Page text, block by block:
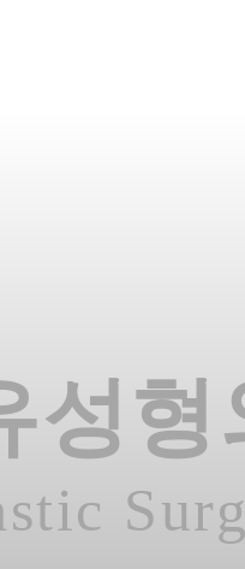
성형